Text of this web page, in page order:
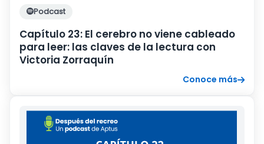
Podcast
Capítulo 23: El cerebro no viene cableado
para leer: las claves de la lectura con
Victoria Zorraquín
Conoce más